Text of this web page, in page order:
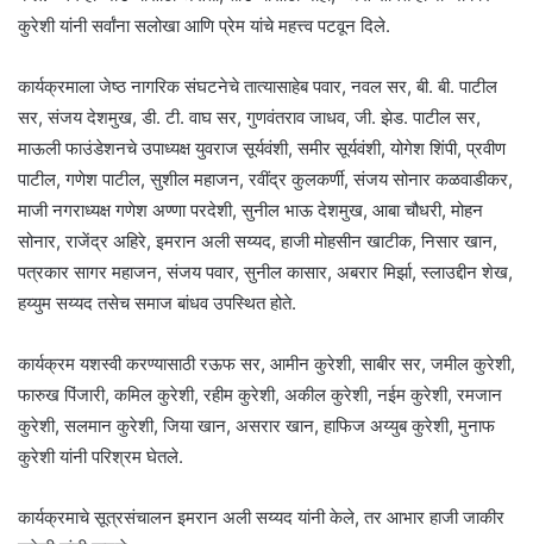
कुरेशी यांनी सर्वांना सलोखा आणि प्रेम यांचे महत्त्व पटवून दिले.
कार्यक्रमाला जेष्ठ नागरिक संघटनेचे तात्यासाहेब पवार, नवल सर, बी. बी. पाटील
सर, संजय देशमुख, डी. टी. वाघ सर, गुणवंतराव जाधव, जी. झेड. पाटील सर,
माऊली फाउंडेशनचे उपाध्यक्ष युवराज सूर्यवंशी, समीर सूर्यवंशी, योगेश शिंपी, प्रवीण
पाटील, गणेश पाटील, सुशील महाजन, रवींद्र कुलकर्णी, संजय सोनार कळवाडीकर,
माजी नगराध्यक्ष गणेश अण्णा परदेशी, सुनील भाऊ देशमुख, आबा चौधरी, मोहन
सोनार, राजेंद्र अहिरे, इमरान अली सय्यद, हाजी मोहसीन खाटीक, निसार खान,
पत्रकार सागर महाजन, संजय पवार, सुनील कासार, अबरार मिर्झा, स्लाउद्दीन शेख,
हय्युम सय्यद तसेच समाज बांधव उपस्थित होते.
कार्यक्रम यशस्वी करण्यासाठी रऊफ सर, आमीन कुरेशी, साबीर सर, जमील कुरेशी,
फारुख पिंजारी, कमिल कुरेशी, रहीम कुरेशी, अकील कुरेशी, नईम कुरेशी, रमजान
कुरेशी, सलमान कुरेशी, जिया खान, असरार खान, हाफिज अय्युब कुरेशी, मुनाफ
कुरेशी यांनी परिश्रम घेतले.
कार्यक्रमाचे सूत्रसंचालन इमरान अली सय्यद यांनी केले, तर आभार हाजी जाकीर